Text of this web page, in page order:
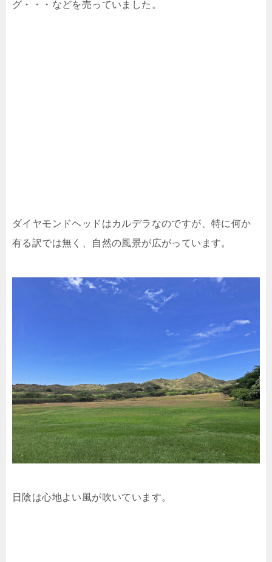
グ・・・などを売っていました。
ダイヤモンドヘッドはカルデラなのですが、特に何か
有る訳では無く、自然の風景が広がっています。
日陰は心地よい風が吹いています。